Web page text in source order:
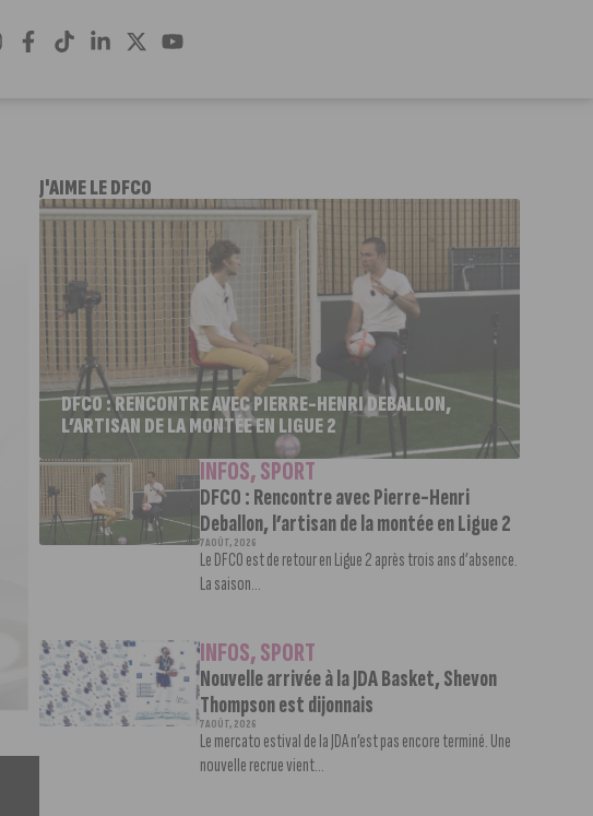
J'AIME LE DFCO
DFCO : RENCONTRE AVEC PIERRE-HENRI DEBALLON,
L’ARTISAN DE LA MONTÉE EN LIGUE 2
INFOS,SPORT
DFCO : Rencontre avec Pierre-Henri
Deballon, l’artisan de la montée en Ligue 2
7 AOÛT, 2026
Le DFCO est de retour en Ligue 2 après trois ans d’absence.
La saison...
INFOS,SPORT
Nouvelle arrivée à la JDA Basket, Shevon
Thompson est dijonnais
7 AOÛT, 2026
Le mercato estival de la JDA n’est pas encore terminé. Une
nouvelle recrue vient...